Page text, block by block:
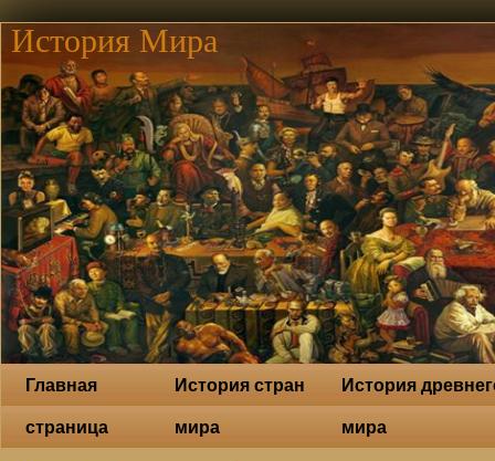
История Мира
Главная
страница
История стран
мира
История
мира